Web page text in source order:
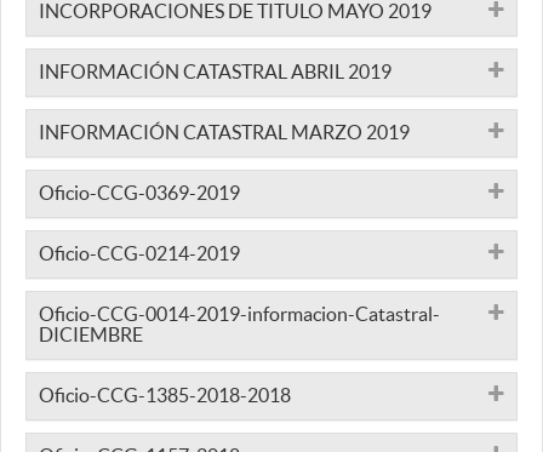
INCORPORACIONES DE TITULO MAYO 2019
INFORMACIÓN CATASTRAL ABRIL 2019
INFORMACIÓN CATASTRAL MARZO 2019
Oficio-CCG-0369-2019
Oficio-CCG-0214-2019
Oficio-CCG-0014-2019-informacion-Catastral-
DICIEMBRE
Oficio-CCG-1385-2018-2018